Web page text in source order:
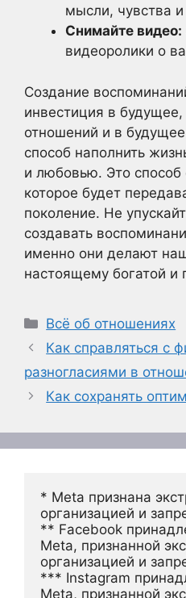
мысли, чувства
Снимайте видео:
видеоролики о
Создание
инвестиция в
отношений и в
способ наполнить
и любовью. Это способ
которое будет
поколение. Не
создавать
именно они делают
настоящему богатой и
Рубрики
Всё об отношениях
Как справляться с
разногласиями в
Как сохранять
* Meta признана
организацией и
** Facebook
Meta, признанной
организацией и
*** Instagram
Meta, признанной